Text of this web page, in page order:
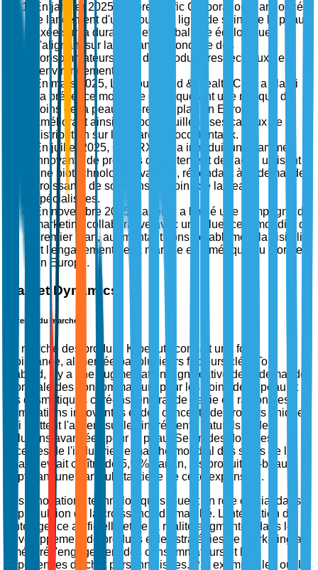
En janvier 2025, Amorepacific Corporation a annoncé
le lancement d'une nouvelle ligne de soins de la peau
axée sur la durabilité et l'emballage écologique,
s'alignant sur la demande mondiale des
consommateurs pour des produits respectueux de
l'environnement.
En mars 2025, LG Household & Health Care a élargi
sa présence mondiale en acquérant une marque de
soins de la peau de premier plan en Europe,
améliorant ainsi son portefeuille et ses canaux de
distribution sur les marchés occidentaux.
En juillet 2025, COSRX Inc. a introduit une gamme
innovante de produits de traitement de l'acné utilisant
une biotechnologie avancée, répondant à la demande
croissante de solutions de soins de la peau
spécialisées.
En novembre 2025, Laneige a lancé une campagne de
marketing collaborative avec un influenceur mondial de
premier plan, augmentant considérablement la visibilité
et l'engagement de la marque en Amérique du Nord et
en Europe.
Market Dynamics
Moteurs du marché
Le marché des produits K-beauty connaît une forte
croissance, alimentée par plusieurs facteurs clés. Tout
d'abord, il y a une augmentation significative de la demande
mondiale des consommateurs pour les soins de la peau et
les cosmétiques coréens, en grande partie en raison des
formulations innovantes et des concepts de produits uniques
qui mettent l'accent sur les ingrédients naturels et des
solutions avancées pour la peau. Selon des données
récentes de l'industrie, le marché mondial des soins de la
peau devrait croître de 5,9 % par an, les produits K-beauty
capturant une part substantielle de cette expansion.
Les innovations technologiques jouent un rôle crucial dans
la propulsion de la croissance du marché. L'intégration de
l'intelligence artificielle et de la réalité augmentée dans le
développement de produits et les stratégies de marketing a
amélioré l'engagement des consommateurs et les
expériences d'achat personnalisées. Par exemple, les outils